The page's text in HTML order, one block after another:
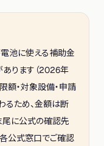
池に使える補助金
あります（2026年
額・対象設備・申請
るため、金額は断
尾に公式の確認先
公式窓口でご確認